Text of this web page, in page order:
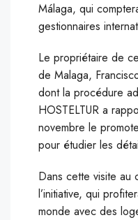
Málaga, qui
gestionnaires
Le propriétaire de
de Malaga,
dont la procédure
HOSTELTUR a
novembre le
pour étudier les
Dans cette visite au
l’initiative, qui
monde avec des